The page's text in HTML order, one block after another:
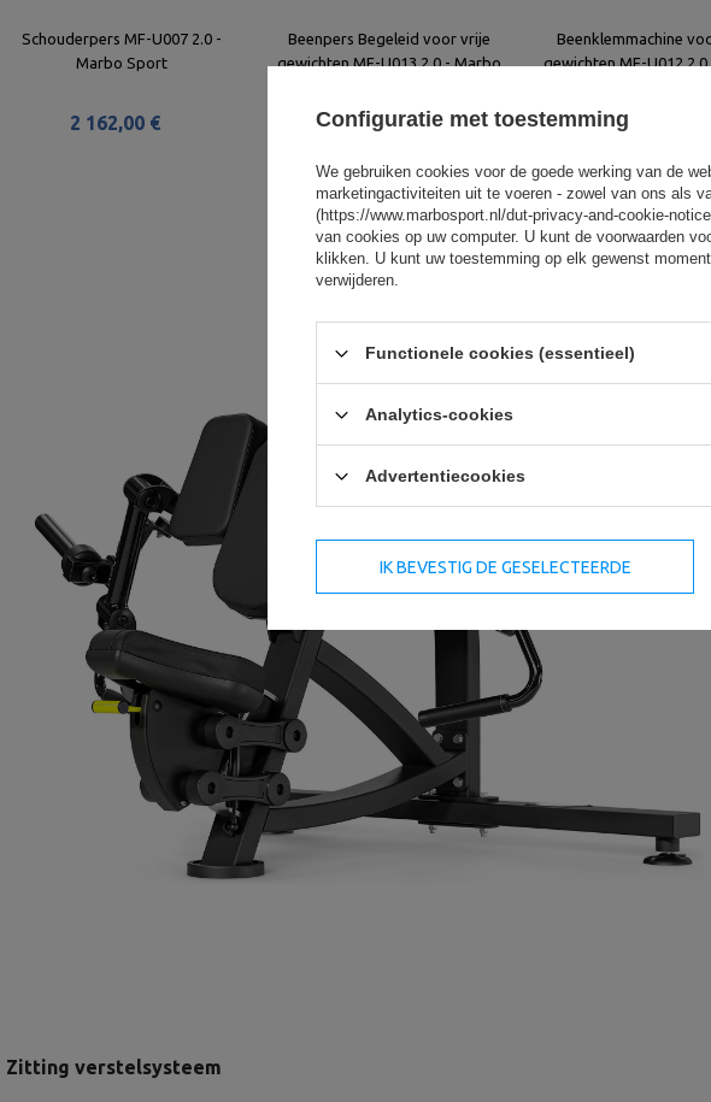
Schouderpers MF-U007 2.0 -
Marbo Sport
2 162,00 €
Beenpers Begeleid voor vrije
gewichten MF-U013 2.0 - Marbo
2 555,00 €
Beenklemmachine
gewichten MF-U012
2 162,00 €
Zitting verstelsysteem
Configuratie met toestemming
We gebruiken cookies voor de goede werking van de
marketingactiviteiten uit te voeren - zowel van ons als
(https://www.marbosport.nl/dut-privacy-and-cookie-
van cookies op uw computer. U kunt de voorwaarden
klikken. U kunt uw toestemming op elk gewenst
verwijderen.
Functionele cookies (essentieel)
Analytics-cookies
Advertentiecookies
IK BEVESTIG DE GESELECTEERDE